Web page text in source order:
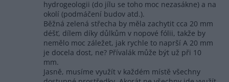
hydrogeologii (do jílu se toho moc nezasákne) a na
okolí (podmáčení budov atd.).
Běžná zelená střecha by měla zachytit cca 20 mm
déšť, dílem díky důlkům v nopové fólii, takže by
nemělo moc záležet, jak rychle to naprší A 20 mm
je docela dost, ne? Přívalák může být už při 10
mm.
Jasně, musíme využít v každém místě všechny